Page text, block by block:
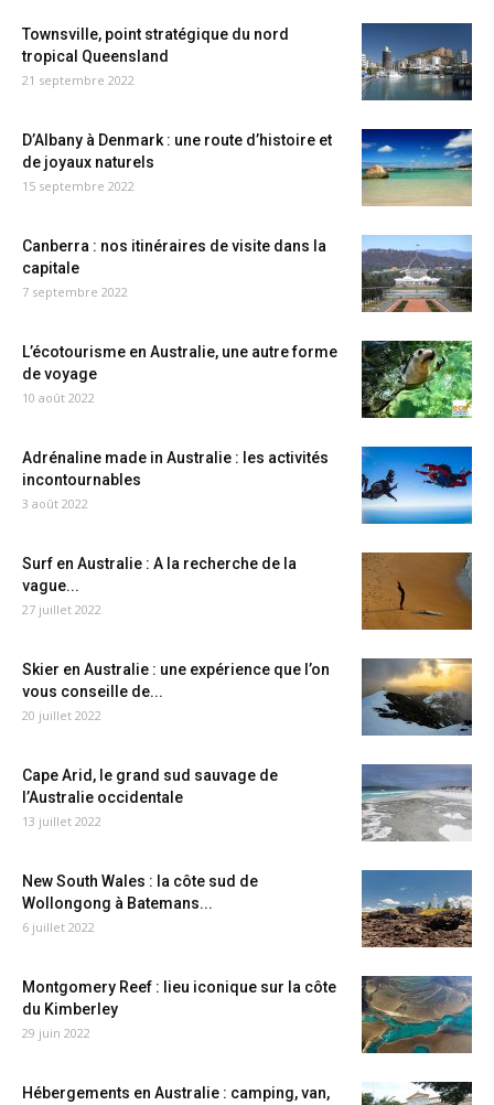
Townsville, point stratégique du nord
tropical Queensland
21 septembre 2022
D’Albany à Denmark : une route d’histoire et
de joyaux naturels
15 septembre 2022
Canberra : nos itinéraires de visite dans la
capitale
7 septembre 2022
L’écotourisme en Australie, une autre forme
de voyage
10 août 2022
Adrénaline made in Australie : les activités
incontournables
3 août 2022
Surf en Australie : A la recherche de la
vague...
27 juillet 2022
Skier en Australie : une expérience que l’on
vous conseille de...
20 juillet 2022
Cape Arid, le grand sud sauvage de
l’Australie occidentale
13 juillet 2022
New South Wales : la côte sud de
Wollongong à Batemans...
6 juillet 2022
Montgomery Reef : lieu iconique sur la côte
du Kimberley
29 juin 2022
Hébergements en Australie : camping, van,